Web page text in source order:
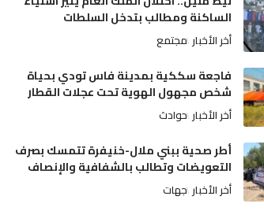
الساكنة ومطالب بتدخل السلطات
أخر الأخبار مجتمع
فاجعة سككية بمدينة فاس تودي بحياة
شخص مجهول الهوية تحت عجلات القطار
أخر الأخبار حوادث
أطر صحية ببني ملال-خنيفرة تتمسك بصرف
التعويضات وتطالب بالشفافية والإنصاف
أخر الأخبار جهات